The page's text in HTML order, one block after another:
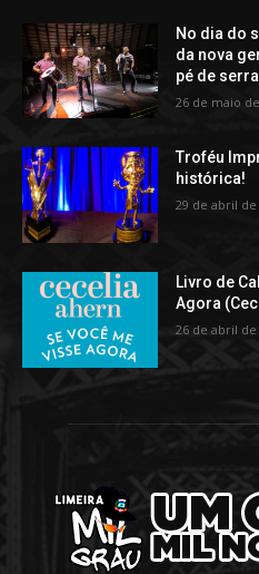
No dia do
da nova
pé de serra
26 de maio
Troféu
histórica!
29 de abril de
Livro de
Agora
26 de abril de